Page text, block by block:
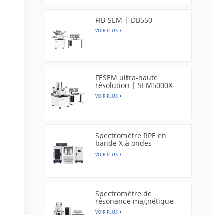
FIB-SEM | DB550
VOIR PLUS
FESEM ultra-haute
résolution | SEM5000X
VOIR PLUS
Spectromètre RPE en
bande X à ondes
continues | EPR300
VOIR PLUS
Spectromètre de
résonance magnétique
nucléaire | CAN400
VOIR PLUS